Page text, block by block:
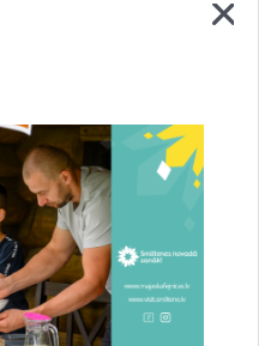
ar Saimniecības